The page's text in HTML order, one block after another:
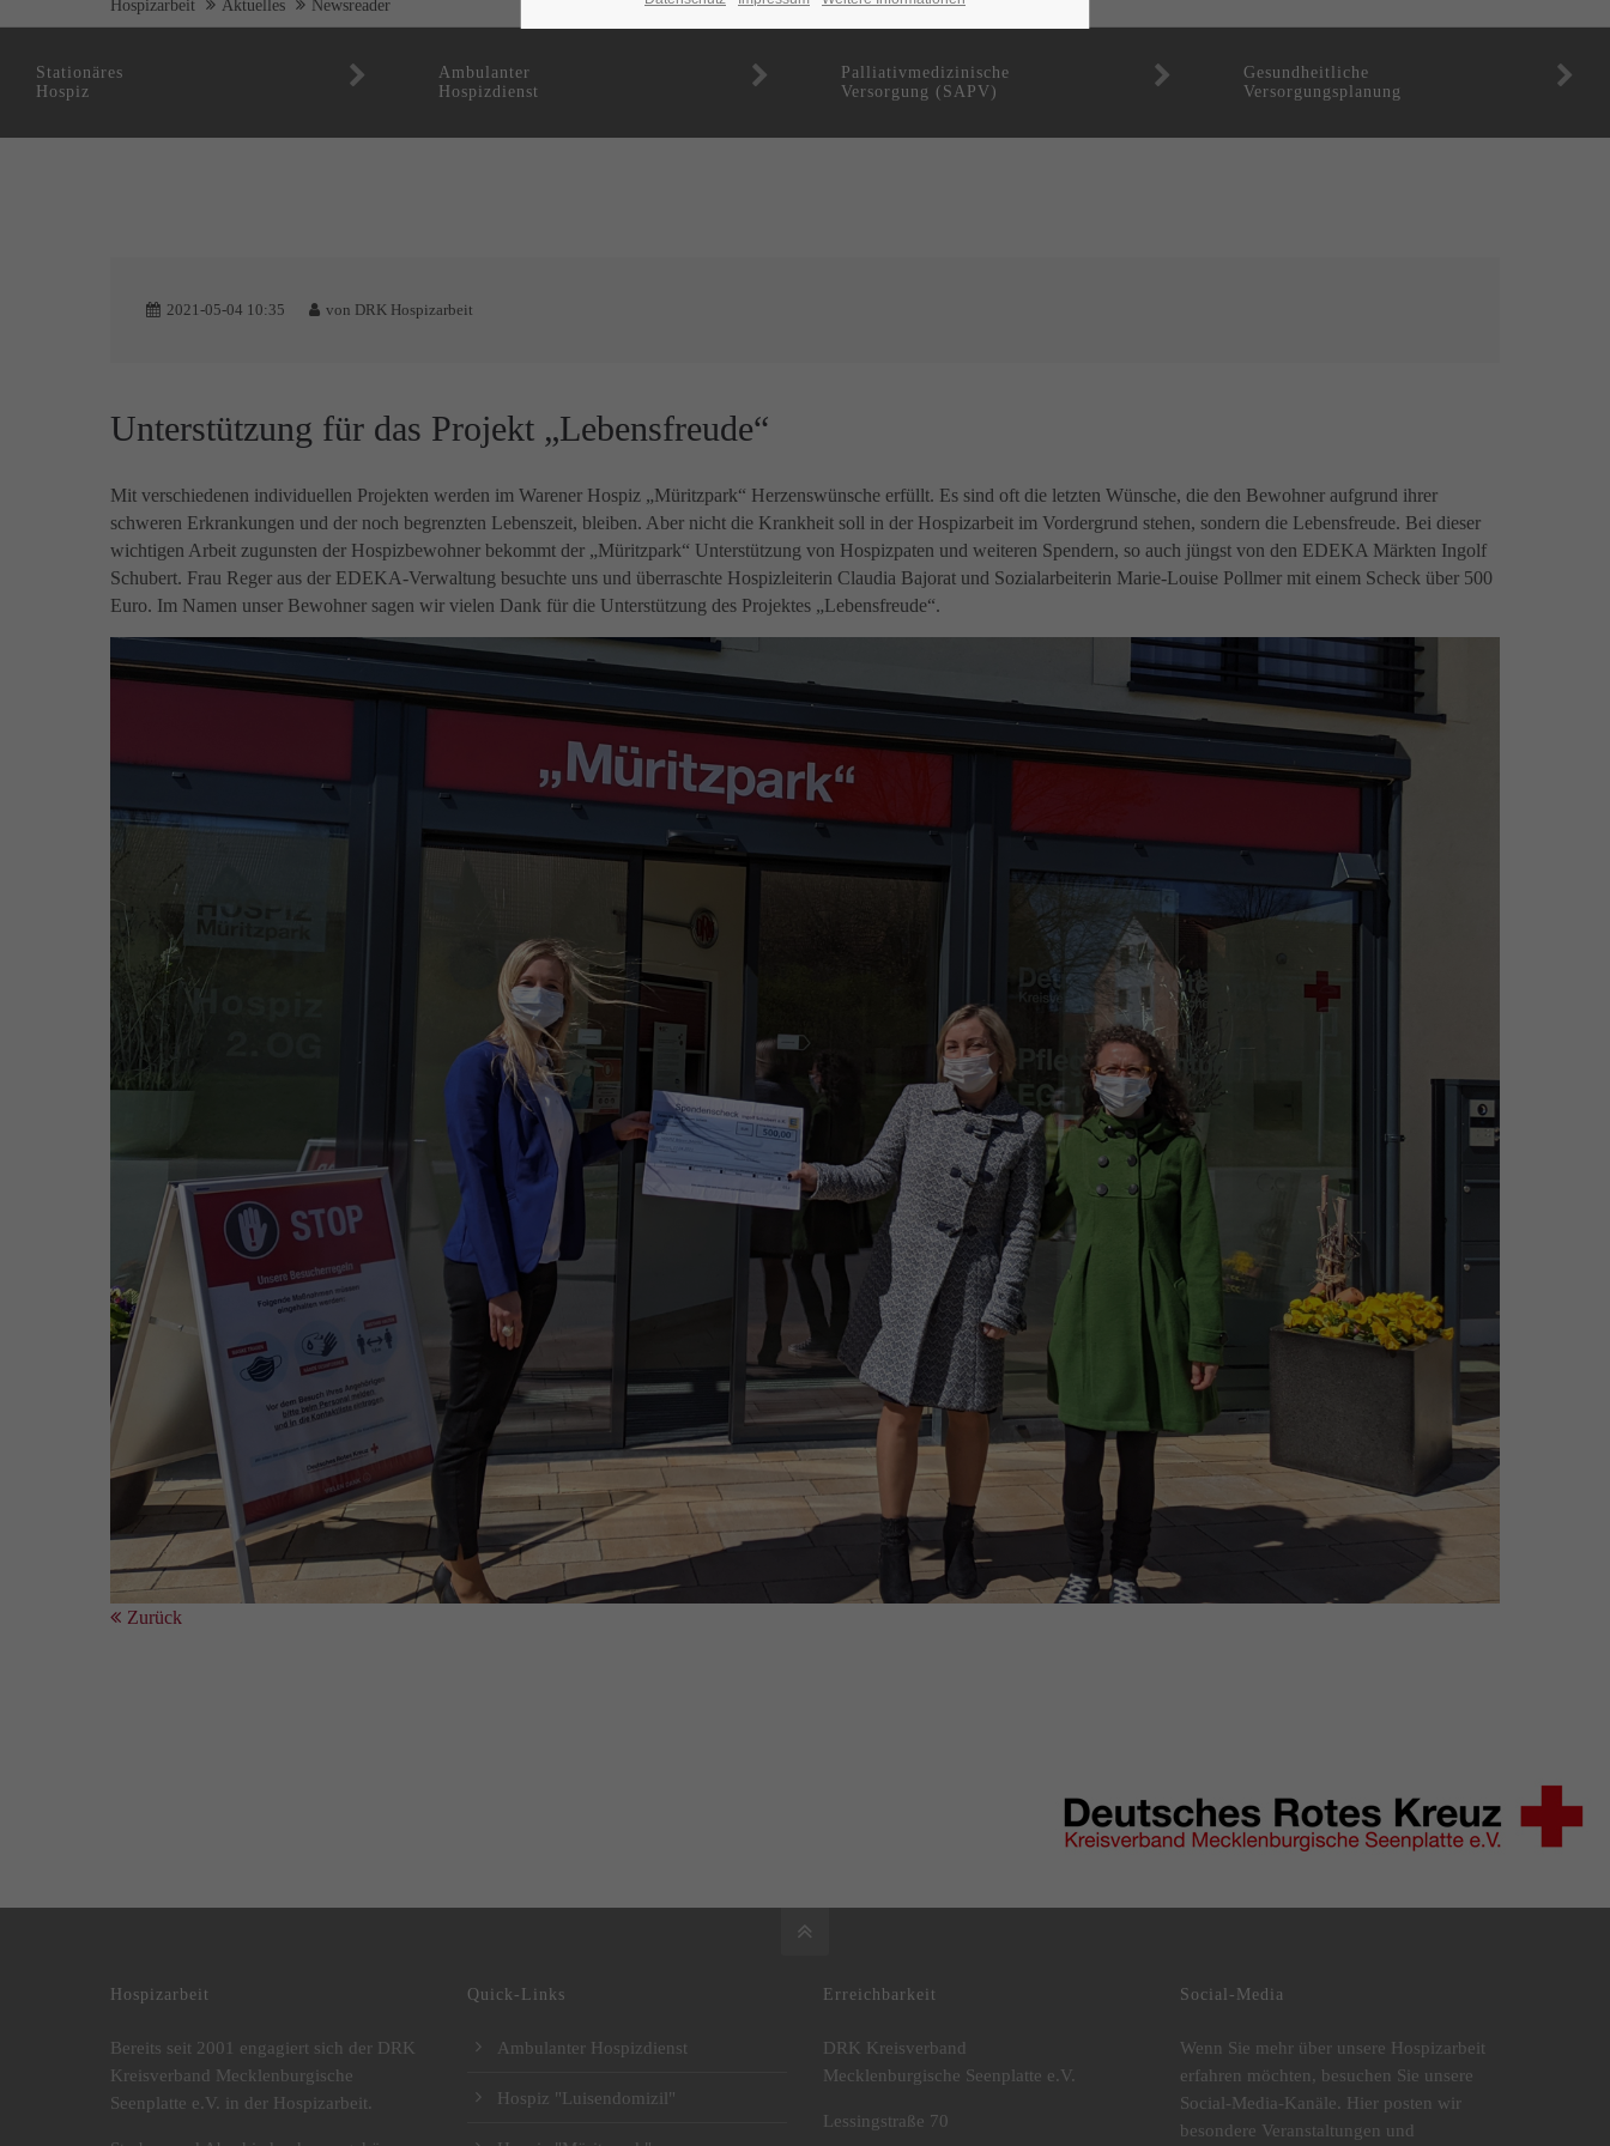
Hospizarbeit Aktuelles Newsreader
Stationäres
Hospiz
Ambulanter
Hospizdienst
Palliativmedizinische
Versorgung (SAPV)
Gesundheitliche
Versorgungsplanung
2021-05-04 10:35 von DRK Hospizarbeit
Unterstützung für das Projekt „Lebensfreude“
Mit verschiedenen individuellen Projekten werden im Warener Hospiz „Müritzpark“ Herzenswünsche erfüllt. Es sind oft die letzten Wünsche, die den Bewohner aufgrund ihrer
schweren Erkrankungen und der noch begrenzten Lebenszeit, bleiben. Aber nicht die Krankheit soll in der Hospizarbeit im Vordergrund stehen, sondern die Lebensfreude. Bei dieser
wichtigen Arbeit zugunsten der Hospizbewohner bekommt der „Müritzpark“ Unterstützung von Hospizpaten und weiteren Spendern, so auch jüngst von den EDEKA Märkten Ingolf
Schubert. Frau Reger aus der EDEKA-Verwaltung besuchte uns und überraschte Hospizleiterin Claudia Bajorat und Sozialarbeiterin Marie-Louise Pollmer mit einem Scheck über 500
Euro. Im Namen unser Bewohner sagen wir vielen Dank für die Unterstützung des Projektes „Lebensfreude“.
Zurück
Hospizarbeit
Bereits seit 2001 engagiert sich der DRK
Kreisverband Mecklenburgische
Seenplatte e.V. in der Hospizarbeit.
Quick-Links
Ambulanter Hospizdienst
Hospiz "Luisendomizil"
Erreichbarkeit
DRK Kreisverband
Mecklenburgische Seenplatte e.V.
Lessingstraße 70
Social-Media
Wenn Sie mehr über unsere Hospizarbeit
erfahren möchten, besuchen Sie unsere
Social-Media-Kanäle. Hier posten wir
besondere Veranstaltungen und